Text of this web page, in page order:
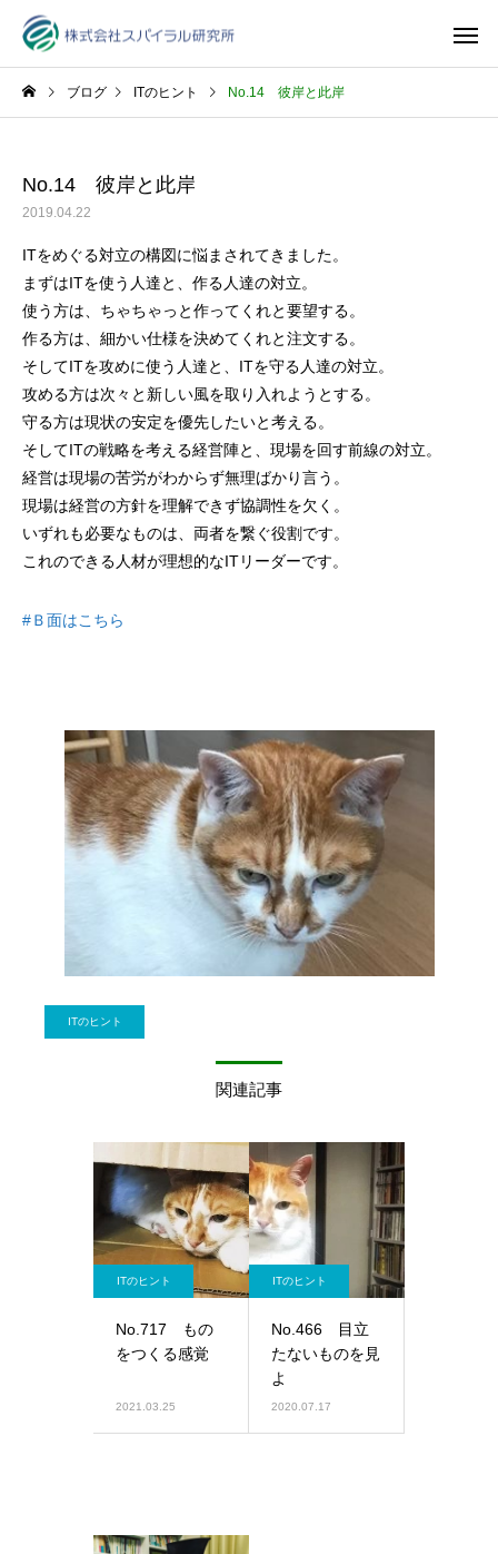
ブログ ITのヒント No.14 彼岸と此岸
No.14 彼岸と此岸
2019.04.22
ITをめぐる対立の構図に悩まされてきました。
まずはITを使う人達と、作る人達の対立。
使う方は、ちゃちゃっと作ってくれと要望する。
作る方は、細かい仕様を決めてくれと注文する。
そしてITを攻めに使う人達と、ITを守る人達の対立。
攻める方は次々と新しい風を取り入れようとする。
守る方は現状の安定を優先したいと考える。
そしてITの戦略を考える経営陣と、現場を回す前線の対立。
経営は現場の苦労がわからず無理ばかり言う。
現場は経営の方針を理解できず協調性を欠く。
いずれも必要なものは、両者を繋ぐ役割です。
これのできる人材が理想的なITリーダーです。
#Ｂ面はこちら
ITのヒント
関連記事
ITのヒント
No.717 もの
をつくる感覚
2021.03.25
ITのヒント
No.466 目立
たないものを見
よ
2020.07.17